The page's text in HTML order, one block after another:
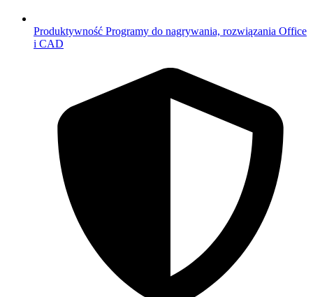
Produktywność Programy do nagrywania, rozwiązania Office
i CAD